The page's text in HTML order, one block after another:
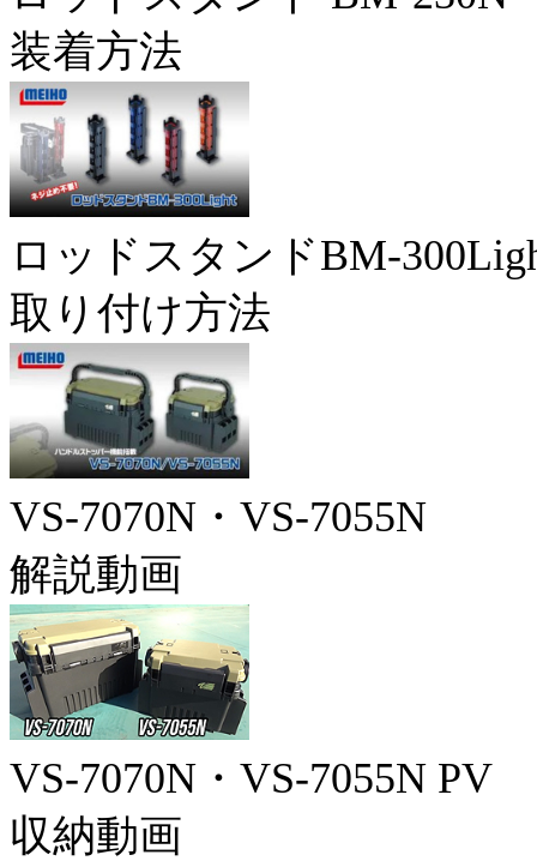
装着方法
ロッドスタンドBM-
取り付け方法
VS-7070N・VS-7055N
解説動画
VS-7070N・VS-7055N PV
収納動画